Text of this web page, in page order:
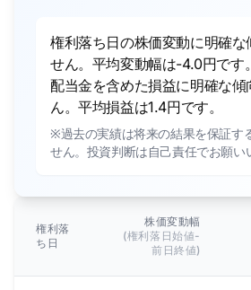
権利落ち日の株価変動に明確な
せん。平均変動幅は-4.0円です。
配当金を含めた損益に明確な
ん。平均損益は1.4円です。
※過去の実績は将来の結果を保証す
せん。投資判断は自己責任でお願い
権利落
ち日
株価変動幅
(権利落日始値-
前日終値)